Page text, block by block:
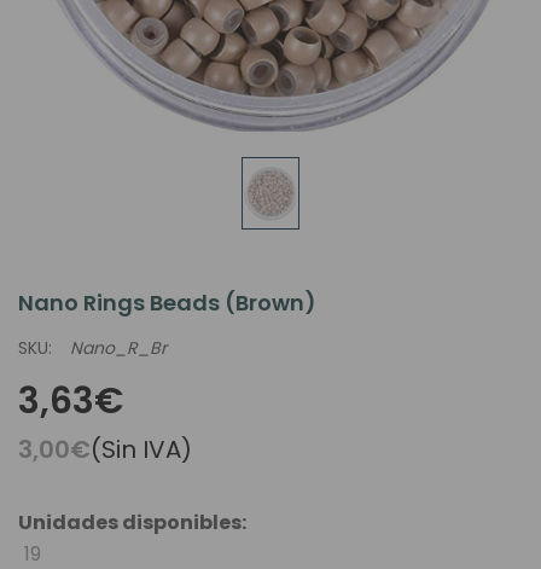
Nano Rings Beads (Brown)
SKU: Nano_R_Br
3,63€
3,00€(Sin IVA)
Unidades disponibles:
19